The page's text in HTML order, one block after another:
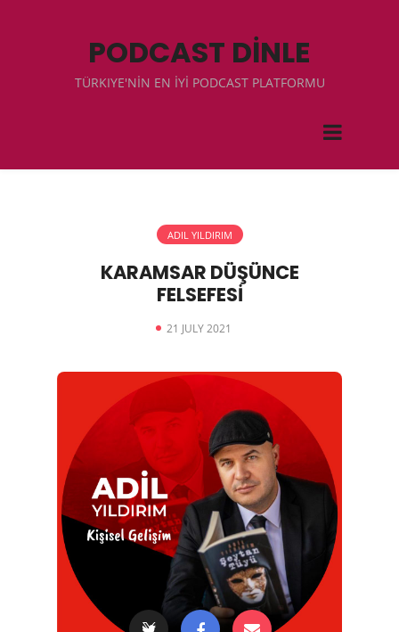
PODCAST DİNLE
TÜRKIYE'NİN EN İYİ PODCAST PLATFORMU
ADIL YILDIRIM
KARAMSAR DÜŞÜNCE
FELSEFESİ
21 JULY 2021